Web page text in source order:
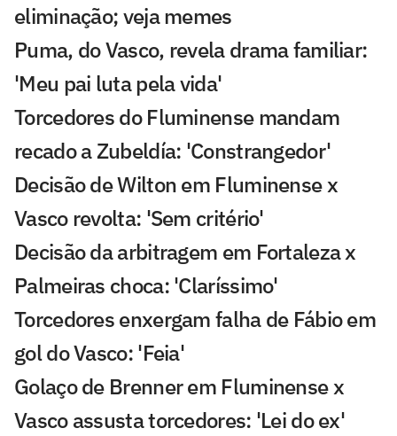
eliminação; veja memes
Puma, do Vasco, revela drama familiar:
'Meu pai luta pela vida'
Torcedores do Fluminense mandam
recado a Zubeldía: 'Constrangedor'
Decisão de Wilton em Fluminense x
Vasco revolta: 'Sem critério'
Decisão da arbitragem em Fortaleza x
Palmeiras choca: 'Claríssimo'
Torcedores enxergam falha de Fábio em
gol do Vasco: 'Feia'
Golaço de Brenner em Fluminense x
Vasco assusta torcedores: 'Lei do ex'